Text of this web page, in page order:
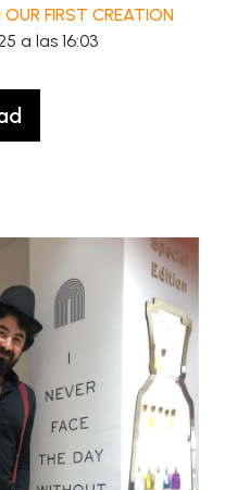
FIRST CREATION
a las 16:03